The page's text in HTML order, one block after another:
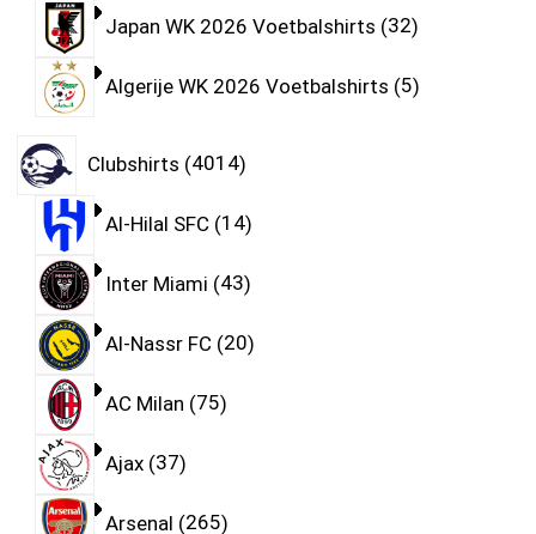
Japan WK 2026 Voetbalshirts 32
Algerije WK 2026 Voetbalshirts 5
Clubshirts 4014
Al-Hilal SFC 14
Inter Miami 43
Al-Nassr FC 20
AC Milan 75
Ajax 37
Arsenal 265